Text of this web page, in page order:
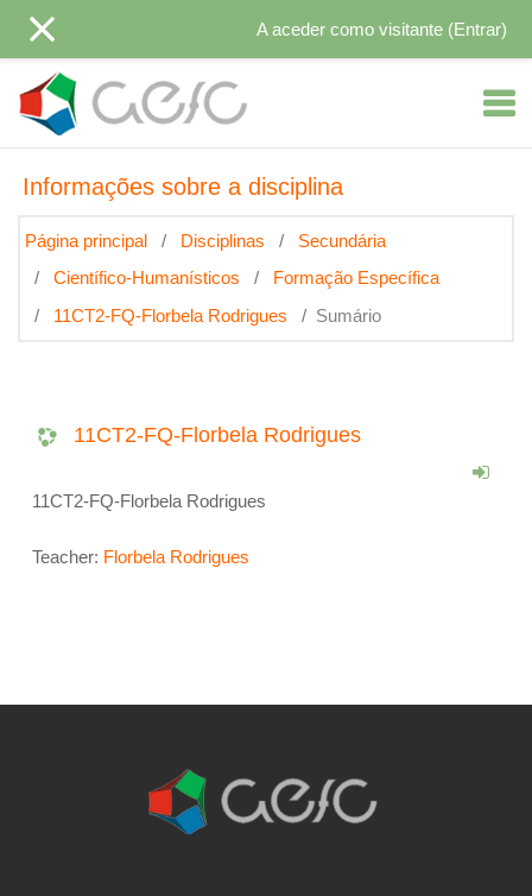
A aceder como visitante (Entrar)
Informações sobre a disciplina
Página principal Disciplinas
Secundária
Científico-Humanísticos
Formação Específica
11CT2-FQ-Florbela Rodrigues
Sumário
11CT2-FQ-Florbela Rodrigues
11CT2-FQ-Florbela Rodrigues
Teacher: Florbela Rodrigues